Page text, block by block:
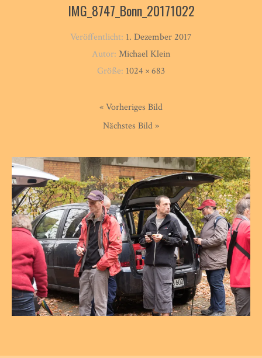
IMG_8747_Bonn_20171022
Veröffentlicht: 1. Dezember 2017
Autor: Michael Klein
Größe: 1024 × 683
« Vorheriges Bild
Nächstes Bild »